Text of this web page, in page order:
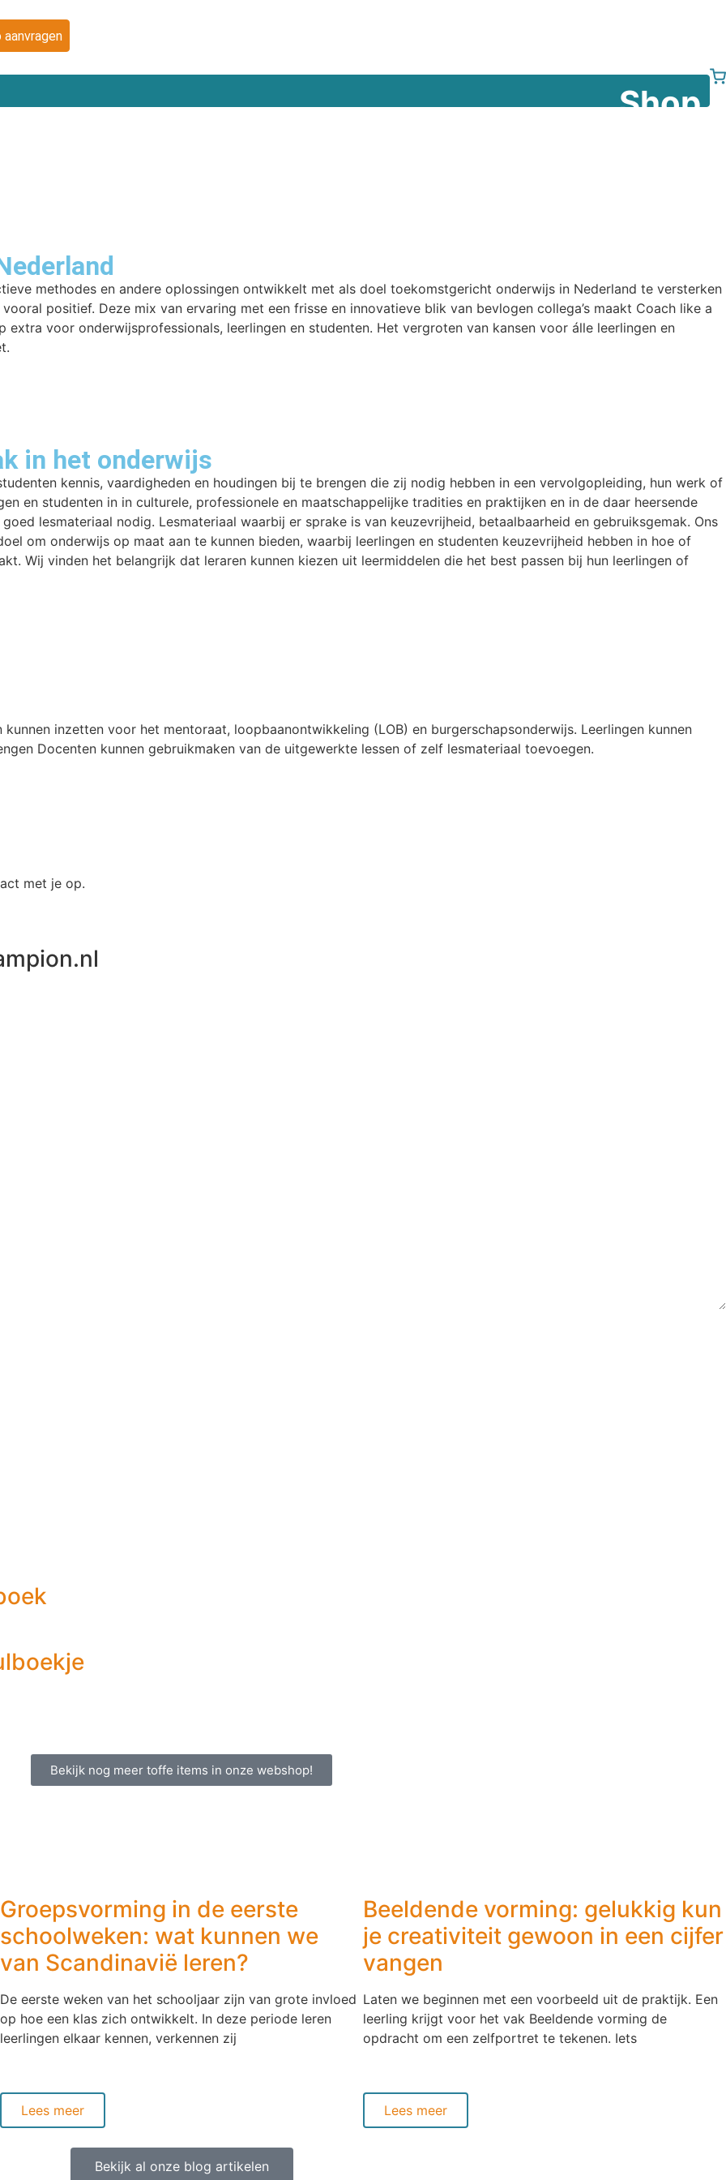
aanvragen
Shop
methodes en andere oplossingen ontwikkelt met als doel toekomstgericht onderwijs in Nederland te versterken
positief. Deze mix van ervaring met een frisse en innovatieve blik van bevlogen collega’s maakt Coach like a
voor onderwijsprofessionals, leerlingen en studenten. Het vergroten van kansen voor álle leerlingen en
in het onderwijs
kennis, vaardigheden en houdingen bij te brengen die zij nodig hebben in een vervolgopleiding, hun werk of
en studenten in in culturele, professionele en maatschappelijke tradities en praktijken en in de daar heersende
lesmateriaal nodig. Lesmateriaal waarbij er sprake is van keuzevrijheid, betaalbaarheid en gebruiksgemak. Ons
om onderwijs op maat aan te kunnen bieden, waarbij leerlingen en studenten keuzevrijheid hebben in hoe of
Wij vinden het belangrijk dat leraren kunnen kiezen uit leermiddelen die het best passen bij hun leerlingen of
inzetten voor het mentoraat, loopbaanontwikkeling (LOB) en burgerschapsonderwijs. Leerlingen kunnen
Docenten kunnen gebruikmaken van de uitgewerkte lessen of zelf lesmateriaal toevoegen.
met je op.
Bekijk nog meer toffe items in onze webshop!
Groepsvorming in de eerste
schoolweken: wat kunnen we
van Scandinavië leren?
De eerste weken van het schooljaar zijn van grote invloed
op hoe een klas zich ontwikkelt. In deze periode leren
leerlingen elkaar kennen, verkennen zij
Lees meer
Beeldende vorming: gelukkig kun
je creativiteit gewoon in een cijfer
vangen
Laten we beginnen met een voorbeeld uit de praktijk. Een
leerling krijgt voor het vak Beeldende vorming de
opdracht om een zelfportret te tekenen. Iets
Lees meer
Bekijk al onze blog artikelen